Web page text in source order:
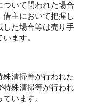
ついて問われた場合
主において把握し
した場合等は売り手
ます。
清掃等が行われた
特殊清掃等が行われ
います。